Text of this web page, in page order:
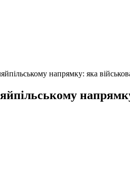
напрямку: яка